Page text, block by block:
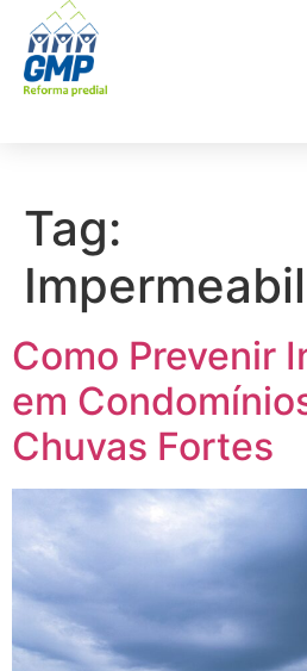
Tag:
Como Prevenir
em
Chuvas Fortes